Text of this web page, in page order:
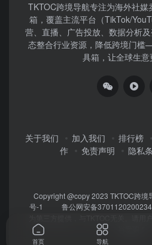
TKTOC跨境导航​专注为海外社
箱，覆盖主流平台（TikTok/
营、直播、广告投放、数据分析
态整合行业资源，降低跨境门
具箱，让全球生意
关于我们 加入我们 排行榜
作
免责声明 隐私
Copyright @copy 2023 TKTOC跨境
号-1
鲁公网安备
首页 导航